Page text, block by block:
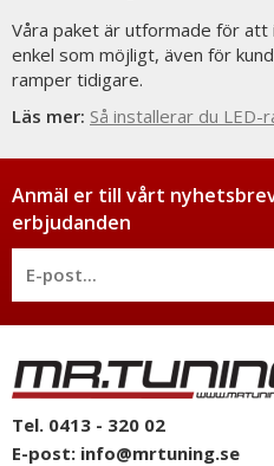
Våra paket är utformade för att
enkel som möjligt, även för
ramper tidigare.
Läs mer: Så installerar du LED-
Anmäl er till vårt
erbjudanden
Tel. 0413 - 320 02
E-post: info@mrtuning.se